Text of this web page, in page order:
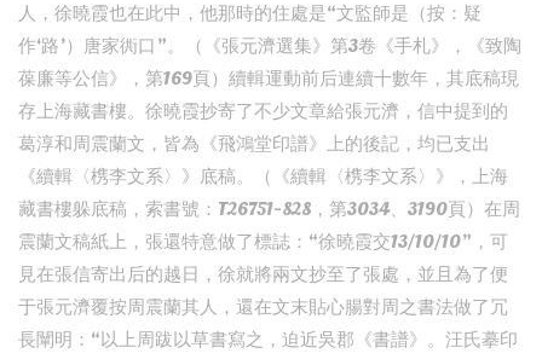
人，徐曉霞也在此中，他那時的住處是“文監師是（按：疑
作‘路’）唐家衖口”。（《張元濟選集》第3卷《手札》，《致陶
葆廉等公信》，第169頁）續輯運動前后連續十數年，其底稿現
存上海藏書樓。徐曉霞抄寄了不少文章給張元濟，信中提到的
葛淳和周震蘭文，皆為《飛鴻堂印譜》上的後記，均已支出
《續輯〈槜李文系〉》底稿。（《續輯〈槜李文系〉》，上海
藏書樓躲底稿，索書號：T26751-828，第3034、3190頁）在周
震蘭文稿紙上，張還特意做了標誌：“徐曉霞交13/10/10”，可
見在張信寄出后的越日，徐就將兩文抄至了張處，並且為了便
于張元濟覆按周震蘭其人，還在文末貼心腸對周之書法做了冗
長闡明：“以上周跋以草書寫之，迫近吳郡《書譜》。汪氏摹印